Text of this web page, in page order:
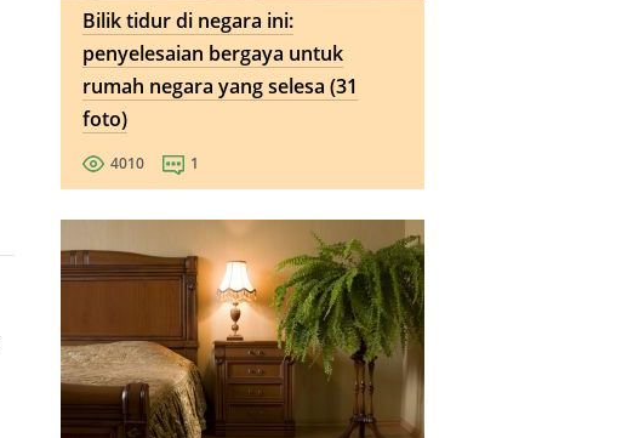
Bilik tidur di negara ini:
penyelesaian bergaya untuk
rumah negara yang selesa (31
foto)
4010 1